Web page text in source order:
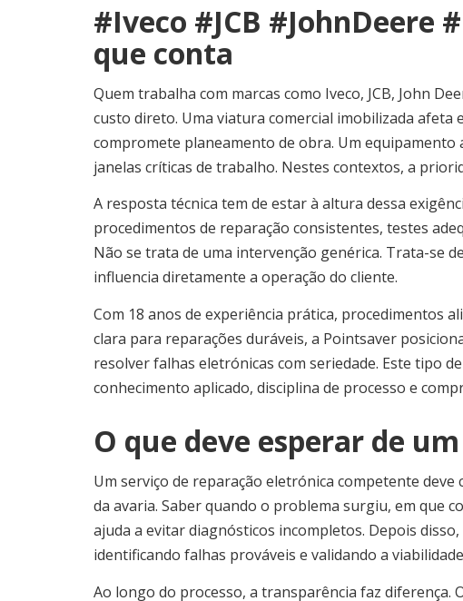
#Iveco #JCB #JohnDeere
que conta
Quem trabalha com marcas como Iveco, JCB, John
custo direto. Uma viatura comercial imobilizada afeta
compromete planeamento de obra. Um
janelas críticas de trabalho. Nestes contextos, a
A resposta técnica tem de estar à altura dessa
procedimentos de reparação consistentes, testes
Não se trata de uma intervenção genérica. Trata-se
influencia diretamente a operação do cliente.
Com 18 anos de experiência prática, procedimentos
clara para reparações duráveis, a Pointsaver
resolver falhas eletrónicas com seriedade. Este tipo
conhecimento aplicado, disciplina de processo e
O que deve esperar de
Um serviço de reparação eletrónica competente
da avaria. Saber quando o problema surgiu, em que
ajuda a evitar diagnósticos incompletos. Depois
identificando falhas prováveis e validando a
Ao longo do processo, a transparência faz diferença.